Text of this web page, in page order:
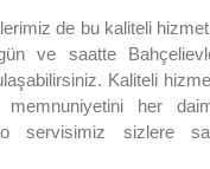
de bu kaliteli
ve saatte
Kaliteli
memnuniyetini her
servisimiz sizlere